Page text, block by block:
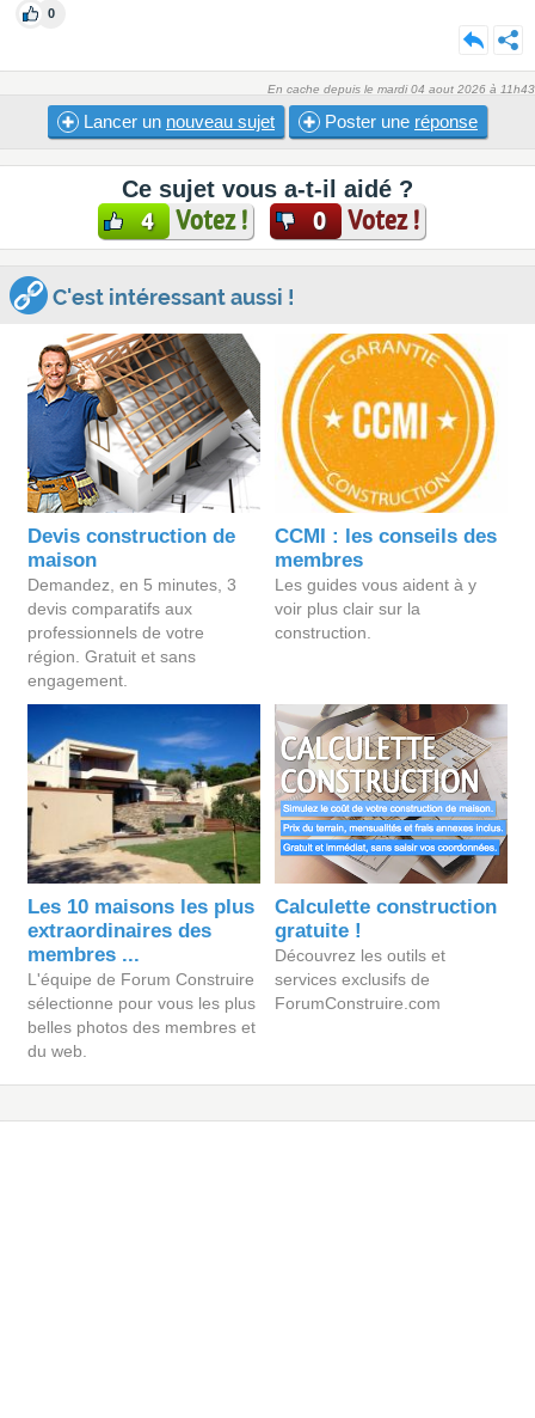
0
En cache depuis le mardi 04 aout 2026 à 11h43
Lancer un nouveau sujet Poster une réponse
Ce sujet vous a-t-il aidé ?
4 Votez ! 0 Votez !
C'est intéressant aussi !
Devis construction de
maison
Demandez, en 5 minutes, 3
devis comparatifs aux
professionnels de votre
région. Gratuit et sans
engagement.
CCMI : les conseils des
membres
Les guides vous aident à y
voir plus clair sur la
construction.
Les 10 maisons les plus
extraordinaires des
membres ...
L'équipe de Forum Construire
sélectionne pour vous les plus
belles photos des membres et
du web.
Calculette construction
gratuite !
Découvrez les outils et
services exclusifs de
ForumConstruire.com